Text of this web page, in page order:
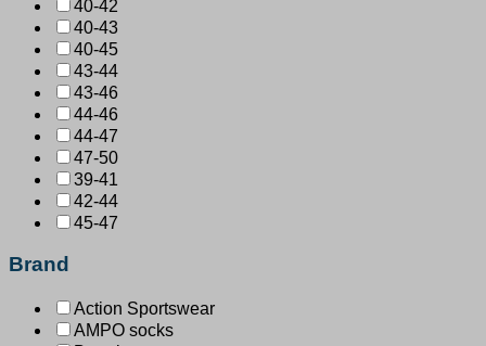
40-42
40-43
40-45
43-44
43-46
44-46
44-47
47-50
39-41
42-44
45-47
Brand
Action Sportswear
AMPO socks